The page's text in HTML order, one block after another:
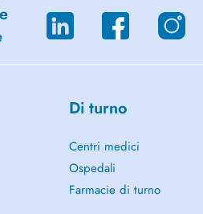
Di turno
Centri medici
Ospedali
Farmacie di turno